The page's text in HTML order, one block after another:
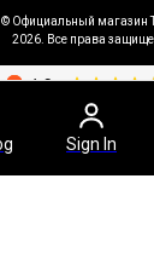
Sign In
Sign In
© Официальный магазин
2026. Все права